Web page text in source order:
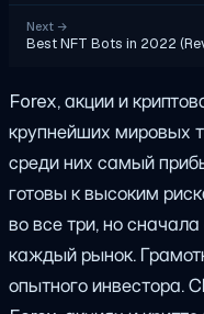
Next →
Best NFT Bots in 2022
Forex, акции и
крупнейших мировых
среди них самый
готовы к высоким
во все три, но
каждый рынок.
опытного инвестора.